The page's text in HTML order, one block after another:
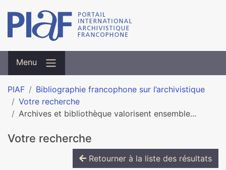
Menu
PIAF
Bibliographie francophone sur l’archivistique
Votre recherche
Archives et bibliothèque valorisent ensemble...
Votre recherche
Retourner à la liste des résultats